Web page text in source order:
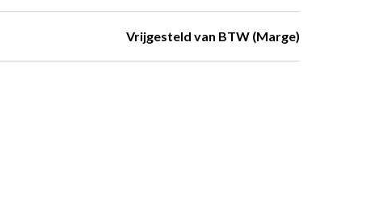
Vrijgesteld van BTW (Marge)